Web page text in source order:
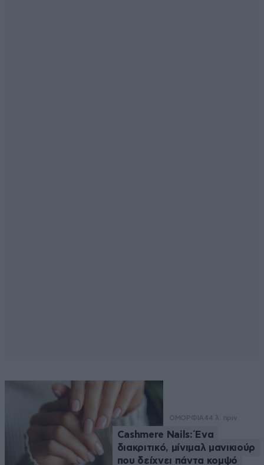
ΟΜΟΡΦΙΑ44 λ. πριν
Cashmere Nails: Ένα
διακριτικό, μίνιμαλ μανικιούρ
που δείχνει πάντα κομψό